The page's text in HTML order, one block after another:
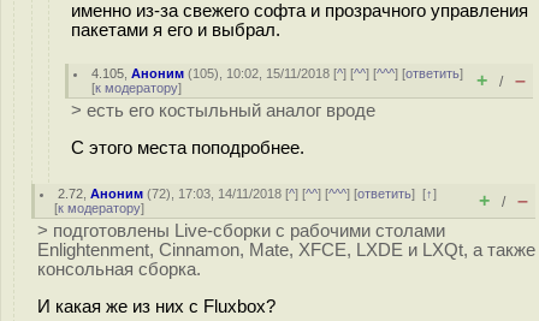
именно из-за свежего софта и прозрачного управления
пакетами я его и выбрал.
4.105 ,Аноним (105), 10:02, 15/11/2018 [^] [^^] [^^^] [ответить]
[к модератору] + / –
> есть его костыльный аналог вроде
С этого места поподробнее.
2.72 ,Аноним (72), 17:03, 14/11/2018 [^] [^^] [^^^] [ответить][↑]
[к модератору] + / –
> подготовлены Live-сборки с рабочими столами
Enlightenment, Cinnamon, Mate, XFCE, LXDE и LXQt, а также
консольная сборка.
И какая же из них с Fluxbox?